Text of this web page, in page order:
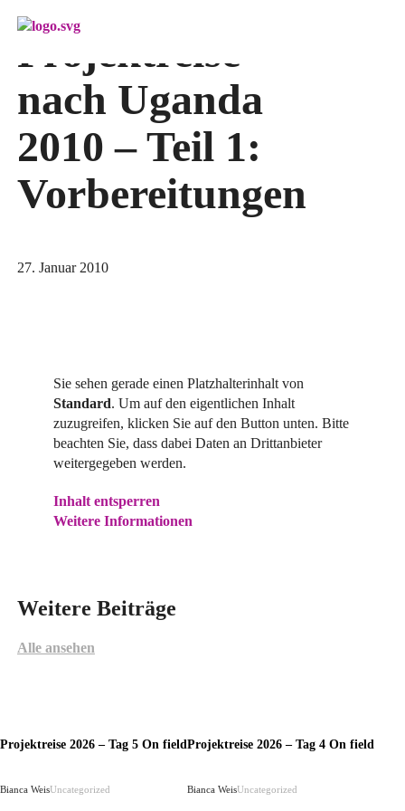
Projektreise
nach Uganda
2010 – Teil 1:
Vorbereitungen
27. Januar 2010
Sie sehen gerade einen Platzhalterinhalt von
Standard. Um auf den eigentlichen Inhalt
zuzugreifen, klicken Sie auf den Button unten. Bitte
beachten Sie, dass dabei Daten an Drittanbieter
weitergegeben werden.
Inhalt entsperren
Weitere Informationen
Weitere Beiträge
Alle ansehen
Projektreise 2026 – Tag 5 On field
Bianca WeisUncategorized
Projektreise 2026 – Tag 4 On field
Bianca WeisUncategorized